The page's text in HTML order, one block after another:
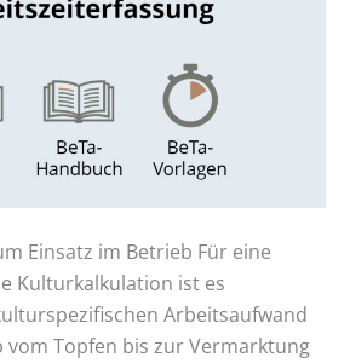
Einsatz im Betrieb Für eine
Kulturkalkulation ist es
Arbeitsaufwand
vom Topfen bis zur Vermarktung